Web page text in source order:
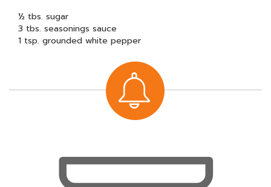
½ tbs. sugar
3 tbs. seasonings sauce
1 tsp. grounded white pepper